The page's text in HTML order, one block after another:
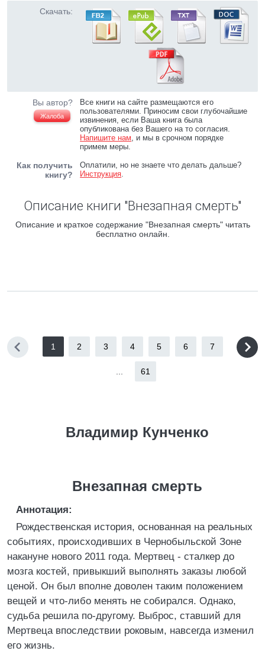
Скачать:
Вы автор?
Жалоба
Все книги на сайте размещаются его
пользователями. Приносим свои глубочайшие
извинения, если Ваша книга была
опубликована без Вашего на то согласия.
Напишите нам, и мы в срочном порядке
примем меры.
Как получить
книгу?
Оплатили, но не знаете что делать дальше?
Инструкция.
Описание книги "Внезапная смерть"
Описание и краткое содержание "Внезапная смерть" читать
бесплатно онлайн.
1 2 3 4 5 6 7
61
Владимир Кунченко
Внезапная смерть
Аннотация:
Рождественская история, основанная на реальных
событиях, происходивших в Чернобыльской Зоне
накануне нового 2011 года. Мертвец - сталкер до
мозга костей, привыкший выполнять заказы любой
ценой. Он был вполне доволен таким положением
вещей и что-либо менять не собирался. Однако,
судьба решила по-другому. Выброс, ставший для
Мертвеца впоследствии роковым, навсегда изменил
его жизнь.